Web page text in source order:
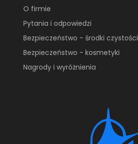
O firmie
Pytania i odpowiedzi
Bezpieczeństwo - środki czystości
Bezpieczeństwo - kosmetyki
Nagrody i wyróżnienia